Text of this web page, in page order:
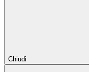
Chiudi